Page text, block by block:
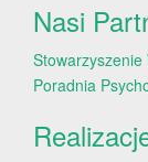
Nasi
Stowarzyszenie
Poradnia